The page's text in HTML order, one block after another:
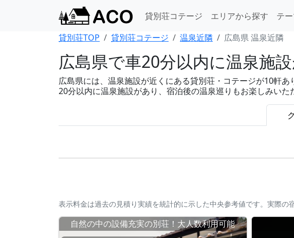
貸別荘コテージ エリアから探す テ
貸別荘TOP
貸別荘コテージ 温泉近隣 広島県 温泉近隣
広島県で車20分以内に温泉施
広島県には、温泉施設が近くにある貸別荘・コテージが10軒
20分以内に温泉施設があり、宿泊後の温泉巡りもお楽しみいた
表示料金は過去の見積り実績を統計的に示した中央参考値です。実際の
自然の中の設備充実の別荘！大人数利用可能